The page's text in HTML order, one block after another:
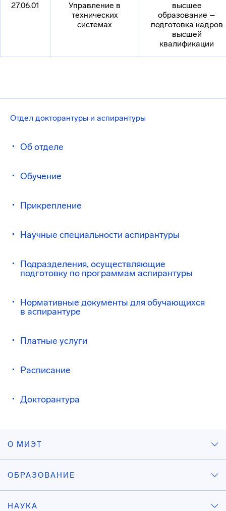
Отдел докторантуры и аспирантуры
Об отделе
Обучение
Прикрепление
Научные специальности аспирантуры
Подразделения, осуществляющие
подготовку по программам аспирантуры
Нормативные документы для обучающихся
в аспирантуре
Платные услуги
Расписание
Докторантура
27.06.01
Управление в
технических
системах
высшее
образование –
подготовка кадров
высшей
квалификации
О МИЭТ
ОБРАЗОВАНИЕ
НАУКА